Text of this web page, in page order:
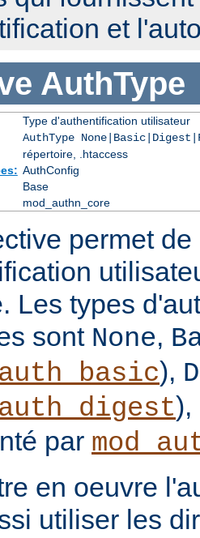
et
AuthType
Type d'authentification utilisateur
AuthType
répertoire, .htaccess
AuthConfig
Base
mod_authn_core
permet
Les types
sont None,
),
par
en oeuvre
utiliser les